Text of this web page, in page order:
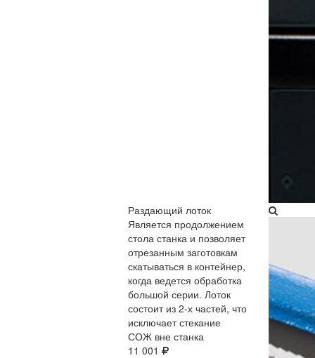
Раздающий лоток​
Является продолжением
стола станка и позволяет
отрезанным заготовкам
скатываться в контейнер,
когда ведется обработка
большой серии. Лоток
состоит из 2-х частей, что
исключает стекание
СОЖ вне станка
11 001